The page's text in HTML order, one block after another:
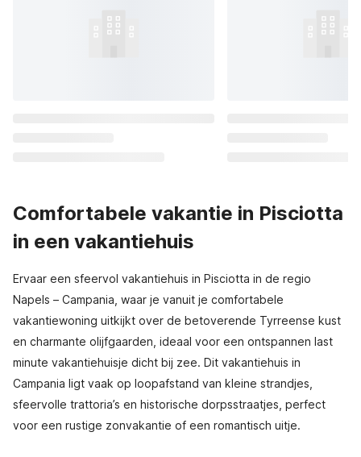
Comfortabele vakantie in Pisciotta
in een vakantiehuis
Ervaar een sfeervol vakantiehuis in Pisciotta in de regio
Napels – Campania, waar je vanuit je comfortabele
vakantiewoning uitkijkt over de betoverende Tyrreense kust
en charmante olijfgaarden, ideaal voor een ontspannen last
minute vakantiehuisje dicht bij zee. Dit vakantiehuis in
Campania ligt vaak op loopafstand van kleine strandjes,
sfeervolle trattoria’s en historische dorpsstraatjes, perfect
voor een rustige zonvakantie of een romantisch uitje.